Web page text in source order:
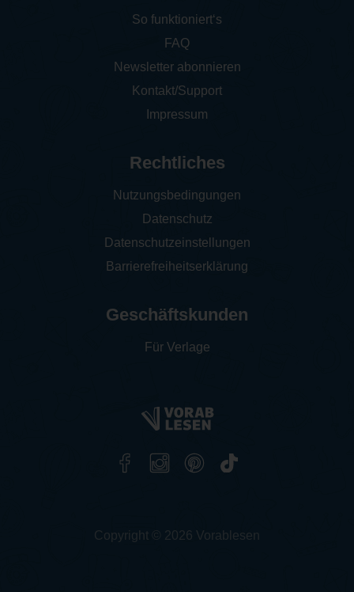
So funktioniert‘s
FAQ
Newsletter abonnieren
Kontakt/Support
Impressum
Rechtliches
Nutzungsbedingungen
Datenschutz
Datenschutzeinstellungen
Barrierefreiheitserklärung
Geschäftskunden
Für Verlage
Copyright © 2026 Vorablesen